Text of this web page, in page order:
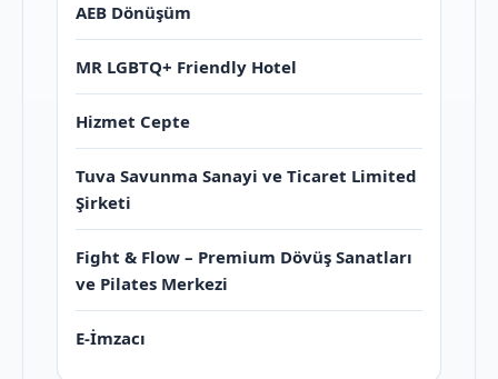
AEB Dönüşüm
MR LGBTQ+ Friendly Hotel
Hizmet Cepte
Tuva Savunma Sanayi ve Ticaret Limited
Şirketi
Fight & Flow – Premium Dövüş Sanatları
ve Pilates Merkezi
E-İmzacı